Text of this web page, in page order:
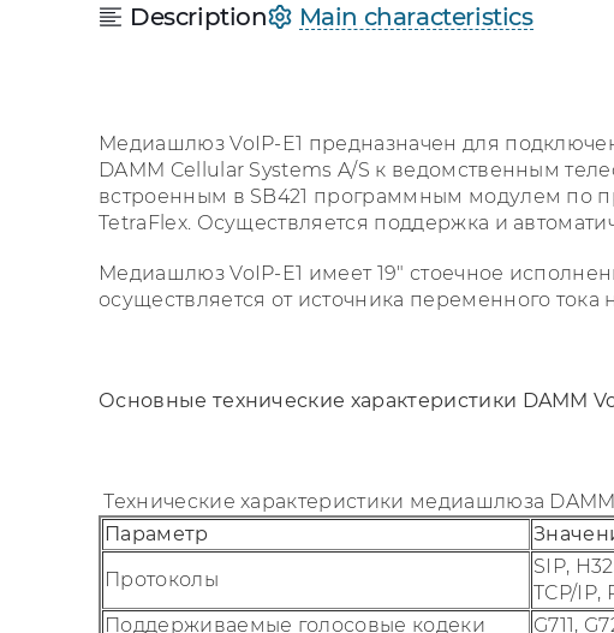
Description Main characteristics
Медиашлюз VoIP-E1 предназначен для
DAMM Cellular Systems A/S к ведомственным
встроенным в SB421 программным модулем по
TetraFlex. Осуществляется поддержка и
Медиашлюз VoIP-E1 имеет 19" стоечное
осуществляется от источника переменного
Основные технические характеристики DAMM
Технические характеристики медиашлюза DAMM
Параметр
Протоколы
SIP,
TCP/IP,
Поддерживаемые голосовые кодеки
G711,